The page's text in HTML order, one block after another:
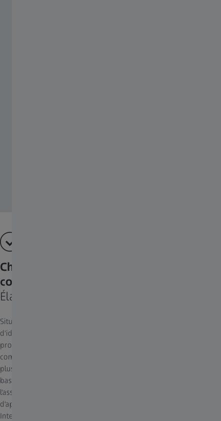
Choix d'algorithmes de segmentation
conventionnels et basés sur l'IA
Élargissez vos possibilités
Située au cœur de l'analyse d'une image, la segmentation est l'art
d'identifier avec précision des objets d'intérêt sur la base de leurs
propriétés visuelles. Afin de couvrir toutes les variations et
complications possibles, l'assistant d'analyse d'image inclut
plusieurs options telles que le seuil d'intensité, la segmentation
basée sur la variance ou la segmentation dynamique. De même,
l'assistant est compatible avec les modèles de segmentation
d'apprentissage automatique et d'apprentissage profond
Intellesis, notamment ceux importés depuis arivis Cloud.